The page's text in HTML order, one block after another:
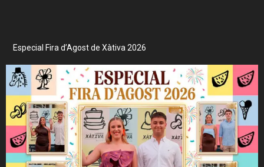
Especial Fira d’Agost de Xàtiva 2026